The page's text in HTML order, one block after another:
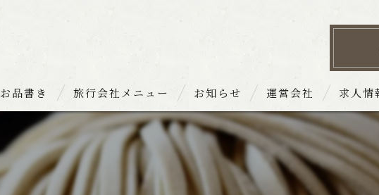
お品書き
お持ち帰り お品書き
旅行会社メニュー お知らせ 運営会社 求人情